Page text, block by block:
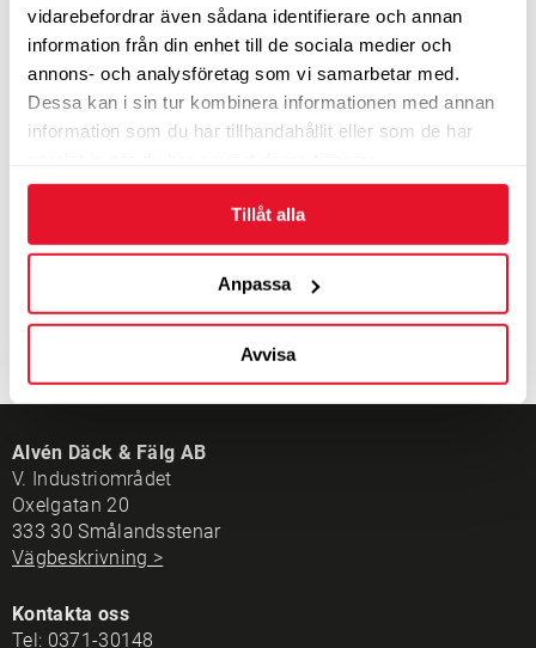
vidarebefordrar även sådana identifierare och annan
information från din enhet till de sociala medier och
annons- och analysföretag som vi samarbetar med.
Dessa kan i sin tur kombinera informationen med annan
information som du har tillhandahållit eller som de har
Tillåt alla
Anpassa
Avvisa
Tum 16” Bel.index 86
Hast.index H EU-märkning
D B 71
5-10 dagars leveranstid
KÖP
2 040kr/st
Alvén Däck & Fälg AB
V. Industriområdet
Oxelgatan 20
333 30 Smålandsstenar
Vägbeskrivning >
Kontakta oss
Tel: 0371-30148